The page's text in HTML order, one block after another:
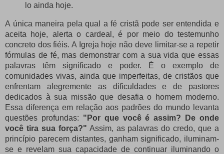
lo ainda hoje.
A única maneira pela qual a fé cristã pode ser entendida e
aceita hoje, alerta o cardeal, é por meio do testemunho
concreto dos fiéis. A Igreja hoje não deve limitar-se a repetir
fórmulas de fé, mas demonstrar com a sua vida que essas
palavras têm significado e poder. É o exemplo de
comunidades vivas, ainda que imperfeitas, de cristãos que
enfrentam alegremente as dificuldades e de pastores
dedicados à sua missão que desafia o homem moderno.
Essa diferença em relação aos padrões do mundo levanta
questões profundas: "Por que você é assim? De onde
você tira sua força?" Assim, as palavras do credo, que a
princípio parecem distantes, ganham significado, iluminam-
se e revelam sua capacidade de continuar iluminando o